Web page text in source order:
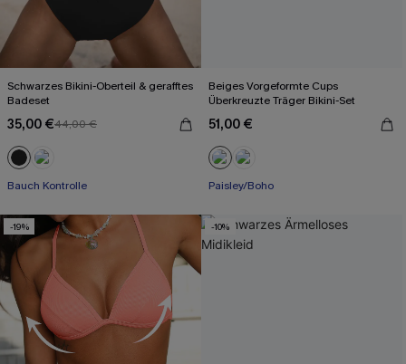
Schwarzes Bikini-Oberteil & gerafftes
Badeset
35,00 €44,00 €
Bauch Kontrolle
Beiges Vorgeformte Cups
Überkreuzte Träger Bikini-Set
51,00 €
Paisley/Boho
-19% -10%